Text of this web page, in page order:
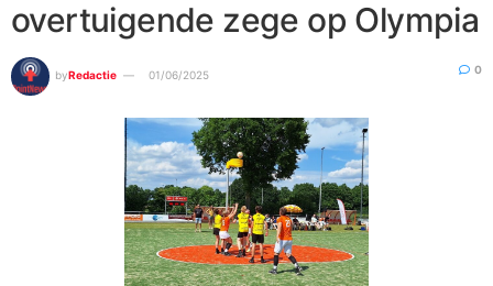
overtuigende zege op Olympia
byRedactie 01/06/2025 0